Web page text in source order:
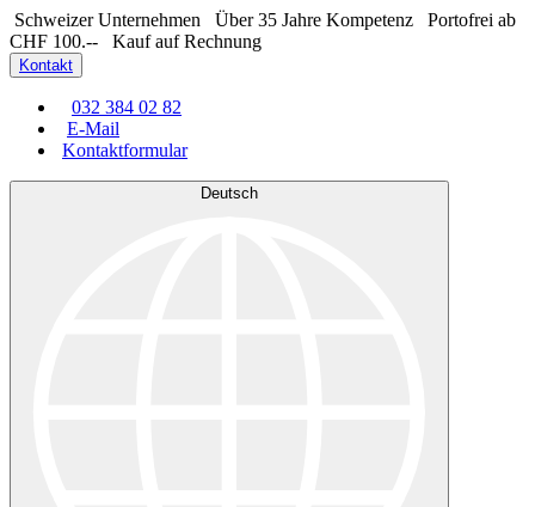
Schweizer Unternehmen Über 35 Jahre Kompetenz
Portofrei ab
CHF 100.--
Kauf auf Rechnung
Kontakt
032 384 02 82
E-Mail
Kontaktformular
Deutsch